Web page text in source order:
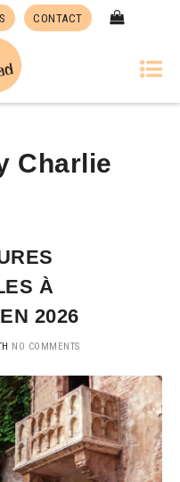
CONTACT
Charlie
À
2026
NO COMMENTS